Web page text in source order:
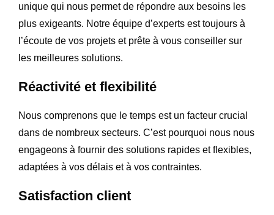
unique qui nous permet de répondre aux besoins les
plus exigeants. Notre équipe d’experts est toujours à
l’écoute de vos projets et prête à vous conseiller sur
les meilleures solutions.
Réactivité et flexibilité
Nous comprenons que le temps est un facteur crucial
dans de nombreux secteurs. C’est pourquoi nous nous
engageons à fournir des solutions rapides et flexibles,
adaptées à vos délais et à vos contraintes.
Satisfaction client